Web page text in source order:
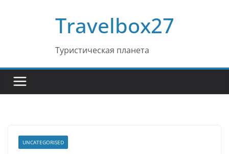
Travelbox27
Туристическая планета
UNCATEGORISED